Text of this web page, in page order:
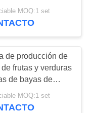
de la
llave en mano
MOQ:1 set
de producción de
de frutas y verduras
de bayas de
toneladas
de batido de
MOQ:1 set